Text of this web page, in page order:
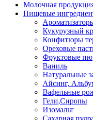
Молочная
Пищевые
Кукурузный
Конфитюры
Ореховые
Фруктовые
Ваниль
Натуральные
Айсинг,
Вафельные
Гели,Сиропы
Изомальт
Сахарная